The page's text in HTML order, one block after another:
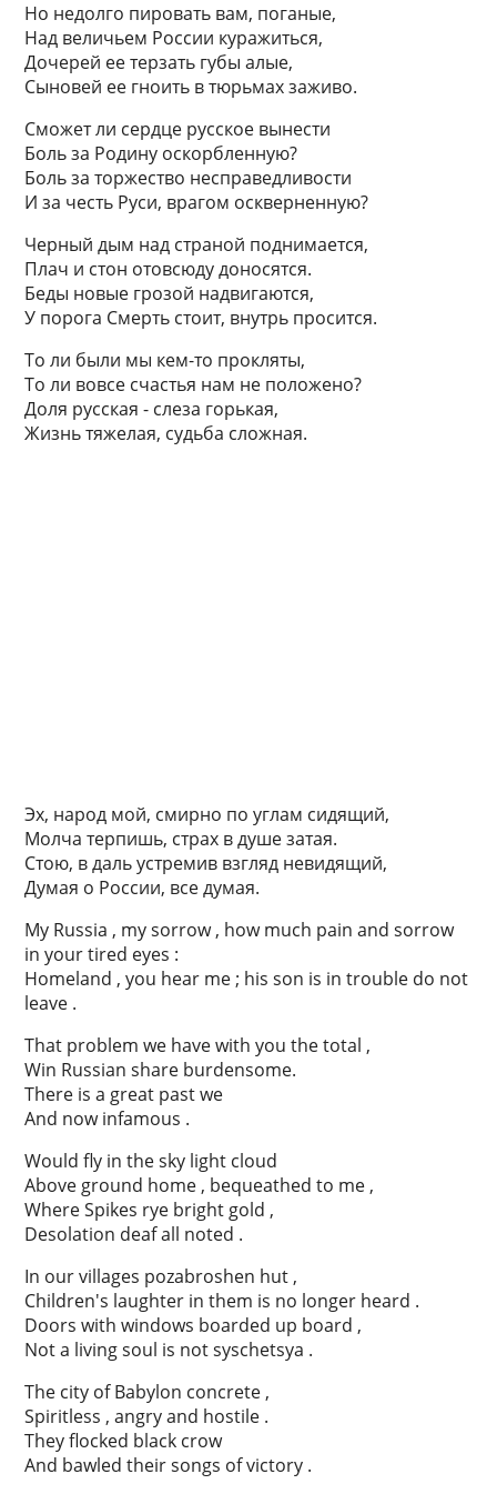
Но недолго пировать вам, поганые,
Над величьем России куражиться,
Дочерей ее терзать губы алые,
Сыновей ее гноить в тюрьмах заживо.
Сможет ли сердце русское вынести
Боль за Родину оскорбленную?
Боль за торжество несправедливости
И за честь Руси, врагом оскверненную?
Черный дым над страной поднимается,
Плач и стон отовсюду доносятся.
Беды новые грозой надвигаются,
У порога Смерть стоит, внутрь просится.
То ли были мы кем-то прокляты,
То ли вовсе счастья нам не положено?
Доля русская - слеза горькая,
Жизнь тяжелая, судьба сложная.
Эх, народ мой, смирно по углам сидящий,
Молча терпишь, страх в душе затая.
Стою, в даль устремив взгляд невидящий,
Думая о России, все думая.
My Russia , my sorrow , how much pain and sorrow
in your tired eyes :
Homeland , you hear me ; his son is in trouble do not
leave .
That problem we have with you the total ,
Win Russian share burdensome.
There is a great past we
And now infamous .
Would fly in the sky light cloud
Above ground home , bequeathed to me ,
Where Spikes rye bright gold ,
Desolation deaf all noted .
In our villages pozabroshen hut ,
Children's laughter in them is no longer heard .
Doors with windows boarded up board ,
Not a living soul is not syschetsya .
The city of Babylon concrete ,
Spiritless , angry and hostile .
They flocked black crow
And bawled their songs of victory .